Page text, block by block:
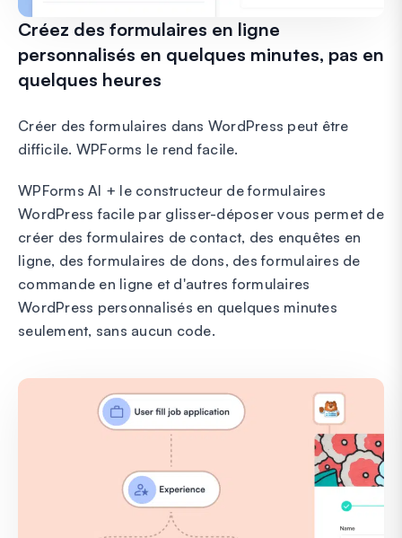
Créez des formulaires en ligne
personnalisés en quelques minutes, pas en
quelques heures
Créer des formulaires dans WordPress peut être
difficile. WPForms le rend facile.
WPForms AI + le constructeur de formulaires
WordPress facile par glisser-déposer vous permet de
créer des formulaires de contact, des enquêtes en
ligne, des formulaires de dons, des formulaires de
commande en ligne et d'autres formulaires
WordPress personnalisés en quelques minutes
seulement, sans aucun code.